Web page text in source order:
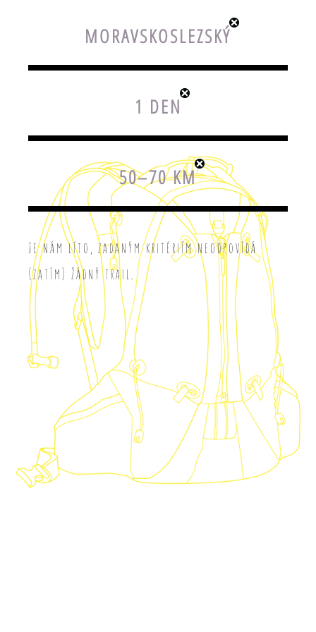
MORAVSKOSLEZSKÝ
1 DEN
50–70 KM
Je nám líto, zadaným kritériím neodpovídá
(zatím) žádný trail.